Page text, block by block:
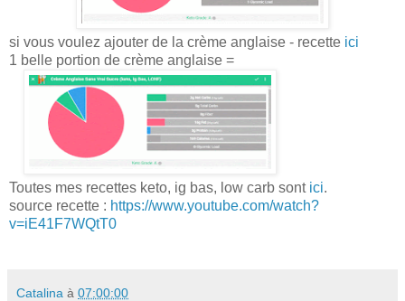
si vous voulez ajouter de la crème anglaise - recette ici
1 belle portion de crème anglaise =
Toutes mes recettes keto, ig bas, low carb sont ici.
source recette : https://www.youtube.com/watch?
v=iE41F7WQtT0
Catalina à 07:00:00